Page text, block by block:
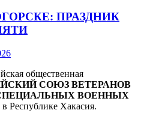
ПРАЗДНИК
общественная
СОЮЗ ВЕТЕРАНОВ
ВОЕННЫХ
в Республике Хакасия.